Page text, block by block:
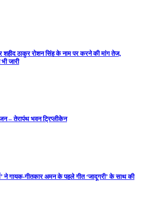
ठाकुर रोशन सिंह के नाम पर करने की मांग तेज,
जारी
– तेरापंथ भवन ट्रिप्लीकेन
ने गायक-गीतकार अमन के पहले गीत ‘जादूगरी’ के साथ की